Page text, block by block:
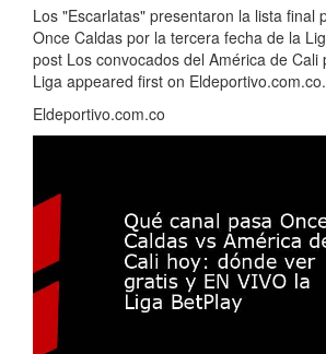
Los "Escarlatas" presentaron la lista final
Once Caldas por la tercera fecha de la
post Los convocados del América de
Liga appeared first on Eldeportivo.com.co.
Eldeportivo.com.co